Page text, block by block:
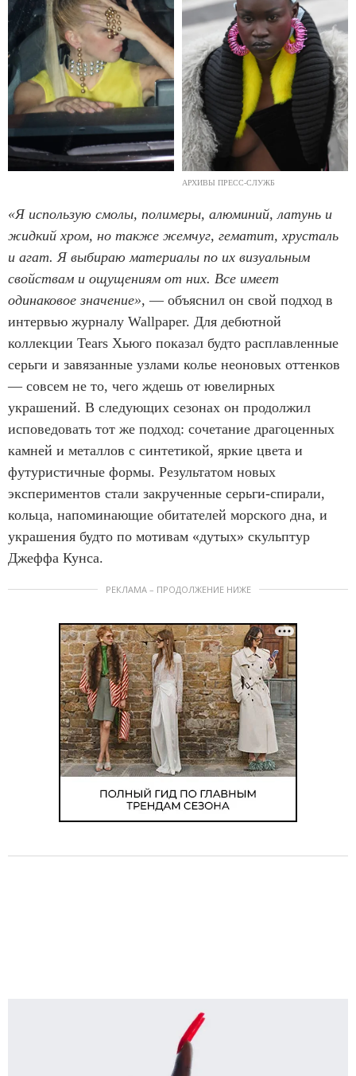
АРХИВЫ ПРЕСС-СЛУЖБ
«Я использую смолы, полимеры, алюминий, латунь и
жидкий хром, но также жемчуг, гематит, хрусталь
и агат. Я выбираю материалы по их визуальным
свойствам и ощущениям от них. Все имеет
одинаковое значение», — объяснил он свой подход в
интервью журналу Wallpaper. Для дебютной
коллекции Tears Хьюго показал будто расплавленные
серьги и завязанные узлами колье неоновых оттенков
— совсем не то, чего ждешь от ювелирных
украшений. В следующих сезонах он продолжил
исповедовать тот же подход: сочетание драгоценных
камней и металлов с синтетикой, яркие цвета и
футуристичные формы. Результатом новых
экспериментов стали закрученные серьги-спирали,
кольца, напоминающие обитателей морского дна, и
украшения будто по мотивам «дутых» скульптур
Джеффа Кунса.
РЕКЛАМА – ПРОДОЛЖЕНИЕ НИЖЕ